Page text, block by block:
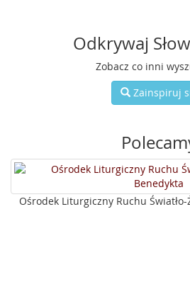
Odkrywaj
Zobacz co inni
Zainspiruj
Ośrodek Liturgiczny Ruchu